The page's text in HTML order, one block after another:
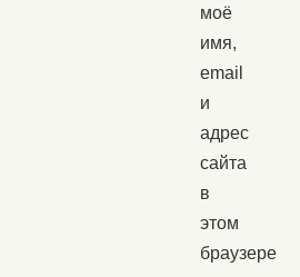
моё
имя,
email
и
адрес
сайта
в
этом
браузере